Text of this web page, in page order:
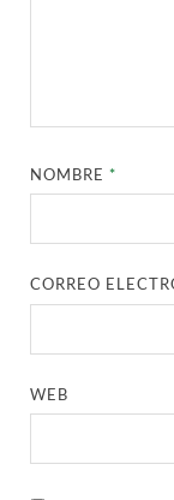
NOMBRE*
CORREO
WEB